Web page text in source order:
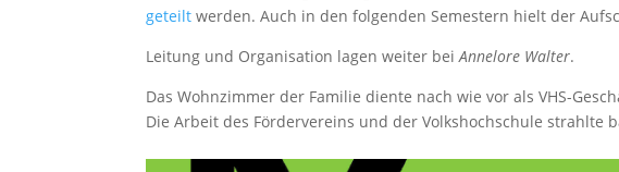
geteiltwerden. Auch in den folgenden Semestern hielt der
Leitung und Organisation lagen weiter beiAnnelore Walter.
Das Wohnzimmer der Familie diente nach wie vor als VHS-
Die Arbeit des Fördervereins und der Volkshochschule strahlte